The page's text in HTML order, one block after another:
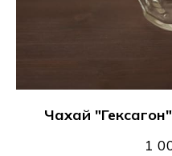
Чахай
1